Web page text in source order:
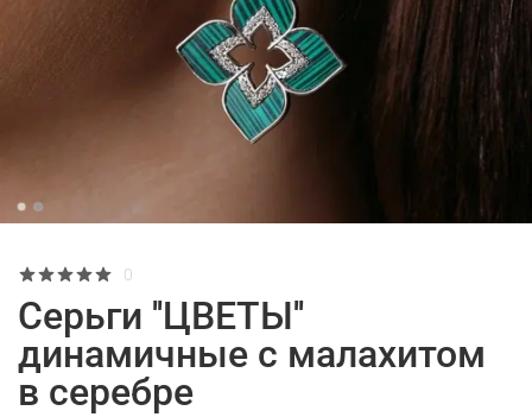
0
Серьги ''ЦВЕТЫ''
динамичные с малахитом
в серебре